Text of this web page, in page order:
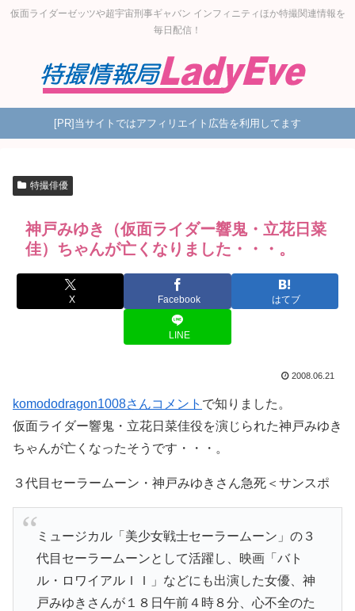
仮面ライダーゼッツや超宇宙刑事ギャバン インフィニティほか特撮関連情報を
毎日配信！
[PR]当サイトではアフィリエイト広告を利用してます
特撮俳優
神戸みゆき（仮面ライダー響鬼・立花日菜
佳）ちゃんが亡くなりました・・・。
X Facebook はてブ
LINE
2008.06.21
komododragon1008さんコメント で知りました。
仮面ライダー響鬼・立花日菜佳役を演じられた神戸みゆき
ちゃんが亡くなったそうです・・・。
３代目セーラームーン・神戸みゆきさん急死＜サンスポ
ミュージカル「美少女戦士セーラームーン」の３
代目セーラームーンとして活躍し、映画「バト
ル・ロワイアルＩＩ」などにも出演した女優、神
戸みゆきさんが１８日午前４時８分、心不全のた